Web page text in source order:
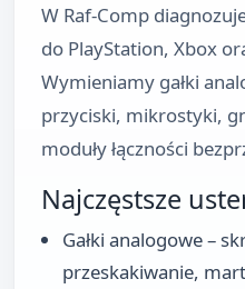
W Raf-Comp
do PlayStation, Xbox
Wymieniamy gałki
przyciski, mikrostyki,
moduły łączności
Najczęstsze
Gałki analogowe –
przeskakiwanie,